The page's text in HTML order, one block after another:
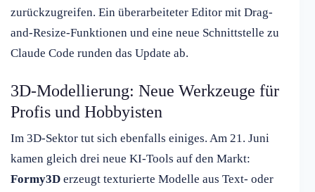
zurückzugreifen. Ein überarbeiteter Editor mit Drag-
and-Resize-Funktionen und eine neue Schnittstelle zu
Claude Code runden das Update ab.
3D-Modellierung: Neue Werkzeuge für
Profis und Hobbyisten
Im 3D-Sektor tut sich ebenfalls einiges. Am 21. Juni
kamen gleich drei neue KI-Tools auf den Markt:
Formy3D erzeugt texturierte Modelle aus Text- oder